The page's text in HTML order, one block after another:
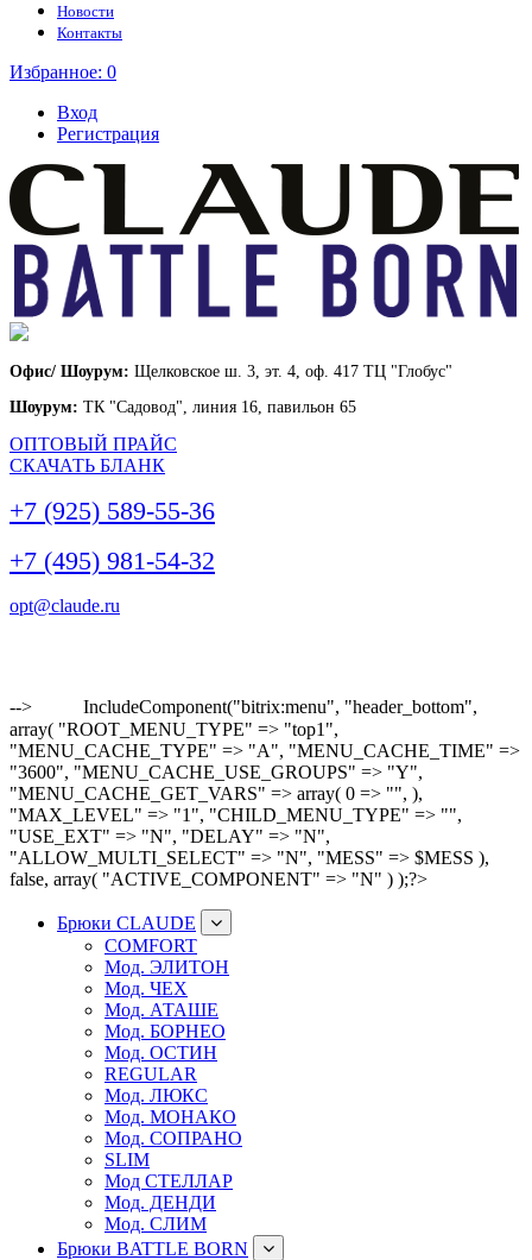
Новости
Контакты
Избранное: 0
Вход
Регистрация
Офис/ Шоурум: Щелковское ш. 3, эт. 4, оф. 417 ТЦ "Глобус"
Шоурум: ТК "Садовод", линия 16, павильон 65
ОПТОВЫЙ ПРАЙС
СКАЧАТЬ БЛАНК
+7 (925) 589-55-36
+7 (495) 981-54-32
opt@claude.ru
-->
IncludeComponent("bitrix:menu", "header_bottom",
array( "ROOT_MENU_TYPE" => "top1",
"MENU_CACHE_TYPE" => "A", "MENU_CACHE_TIME" =>
"3600", "MENU_CACHE_USE_GROUPS" => "Y",
"MENU_CACHE_GET_VARS" => array( 0 => "", ),
"MAX_LEVEL" => "1", "CHILD_MENU_TYPE" => "",
"USE_EXT" => "N", "DELAY" => "N",
"ALLOW_MULTI_SELECT" => "N", "MESS" => $MESS ),
false, array( "ACTIVE_COMPONENT" => "N" ) );?>
Брюки CLAUDE
COMFORT
Мод. ЭЛИТОН
Мод. ЧЕХ
Мод. АТАШЕ
Мод. БОРНЕО
Мод. ОСТИН
REGULAR
Мод. ЛЮКС
Мод. МОНАКО
Мод. СОПРАНО
SLIM
Мод СТЕЛЛАР
Мод. ДЕНДИ
Мод. СЛИМ
Брюки BATTLE BORN